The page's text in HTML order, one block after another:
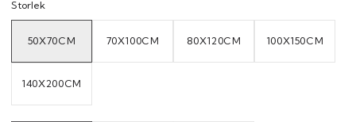
Storlek
50X70CM
VARIANT
OUT
UNAVAILABLE
70X100CM
VARIANT
OUT
80X120CM
VARIANT
OUT
100X150CM
VARIANT
OUT
140X200CM
VARIANT
OUT